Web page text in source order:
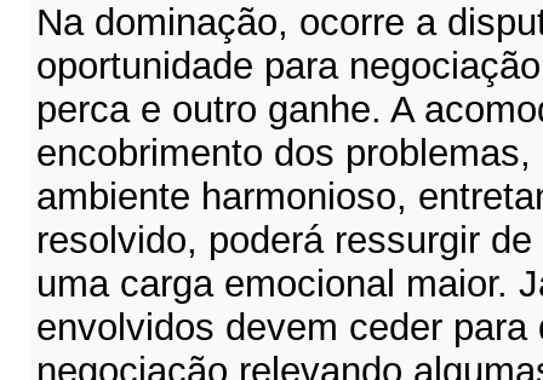
Na dominação, ocorre a
oportunidade para
perca e outro ganhe. A
encobrimento dos
ambiente harmonioso,
resolvido, poderá ressurgir
uma carga emocional maior.
envolvidos devem ceder para
negociação relevando